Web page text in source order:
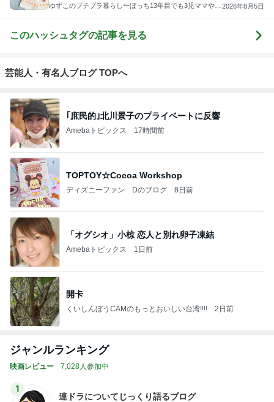
ゆずこのプチプラ暮らし〜ぼっち13年目でも3児ママやっ 2026年8月5日
このハッシュタグの記事を見る
芸能人・有名人ブログ TOPへ
｢庶民的｣北川景子のプライベートに反響
Amebaトピックス 17時間前
TOPTOY☆Cocoa Workshop
ディズニーファン Dのブログ 8日前
「オグシオ」小椋 恋人と別れ卵子凍結
Amebaトピックス 1日前
開卡
くいしんぼうCAMのもっとおいしい台湾!!!! 2日前
ジャンルランキング
映画レビュー 7,028人参加中
1
連ドラについてじっくり語るブログ